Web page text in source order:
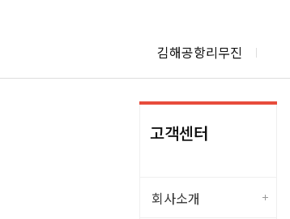
김해공항리무진
고객센터
회사소개